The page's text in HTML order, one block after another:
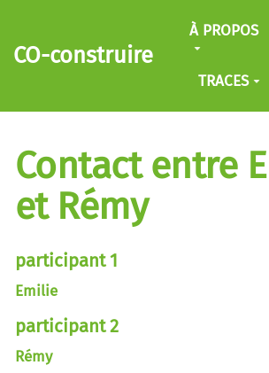
Aller au contenu principal
CO-construire
À PROPOS
TRACES
Contact entre
et Rémy
participant 1
Emilie
participant 2
Rémy